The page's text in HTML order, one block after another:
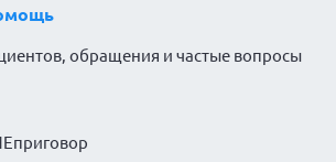
обращения и частые вопросы